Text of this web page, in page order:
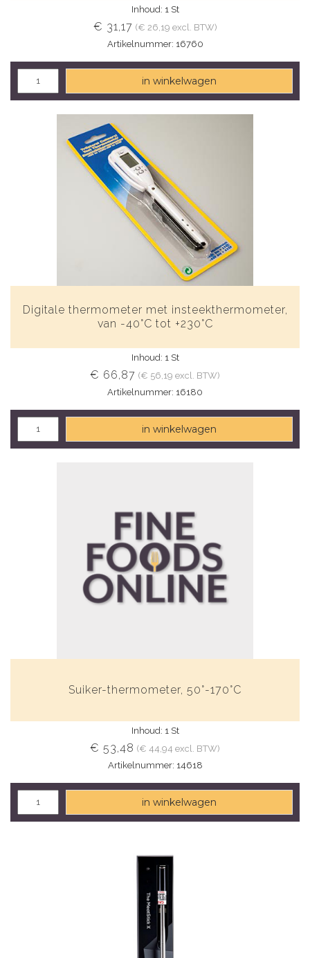
Inhoud: 1 St
€ 31,17 (€ 26,19 excl. BTW)
Artikelnummer: 16760
in winkelwagen
Digitale thermometer met insteekthermometer,
van -40°C tot +230°C
Inhoud: 1 St
€ 66,87 (€ 56,19 excl. BTW)
Artikelnummer: 16180
in winkelwagen
Suiker-thermometer, 50°-170°C
Inhoud: 1 St
€ 53,48 (€ 44,94 excl. BTW)
Artikelnummer: 14618
in winkelwagen